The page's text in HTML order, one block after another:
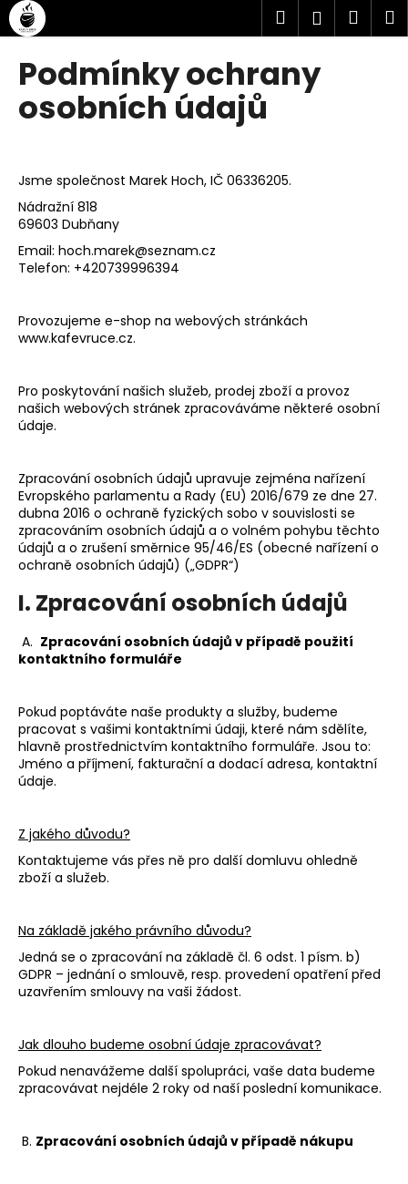
Přejít
na
obsah
Hledat
Podmínky ochrany
osobních údajů
Jsme společnost Marek Hoch, IČ 06336205.
Nádražní 818
69603 Dubňany
Email: hoch.marek@seznam.cz
Telefon: +420739996394
Provozujeme e-shop na webových stránkách
www.kafevruce.cz.
Pro poskytování našich služeb, prodej zboží a provoz
našich webových stránek zpracováváme některé osobní
údaje.
Zpracování osobních údajů upravuje zejména nařízení
Evropského parlamentu a Rady (EU) 2016/679 ze dne 27.
dubna 2016 o ochraně fyzických sobo v souvislosti se
zpracováním osobních údajů a o volném pohybu těchto
údajů a o zrušení směrnice 95/46/ES (obecné nařízení o
ochraně osobních údajů) („GDPR“)
I. Zpracování osobních údajů
A. Zpracování osobních údajů v případě použití
kontaktního formuláře
Pokud poptáváte naše produkty a služby, budeme
pracovat s vašimi kontaktními údaji, které nám sdělíte,
hlavně prostřednictvím kontaktního formuláře. Jsou to:
Jméno a příjmení, fakturační a dodací adresa, kontaktní
údaje.
Z jakého důvodu?
Kontaktujeme vás přes ně pro další domluvu ohledně
zboží a služeb.
Na základě jakého právního důvodu?
Jedná se o zpracování na základě čl. 6 odst. 1 písm. b)
GDPR – jednání o smlouvě, resp. provedení opatření před
uzavřením smlouvy na vaši žádost.
Jak dlouho budeme osobní údaje zpracovávat?
Pokud nenavážeme další spolupráci, vaše data budeme
zpracovávat nejdéle 2 roky od naší poslední komunikace.
B. Zpracování osobních údajů v případě nákupu
K
o
C
o
o
t
ř
e
b
j
e
e
n
a
í
t
?
o
p
o
r
u
j
e
e
BRAZÍLIE
-
SANTOS
DECAF
CO2
269